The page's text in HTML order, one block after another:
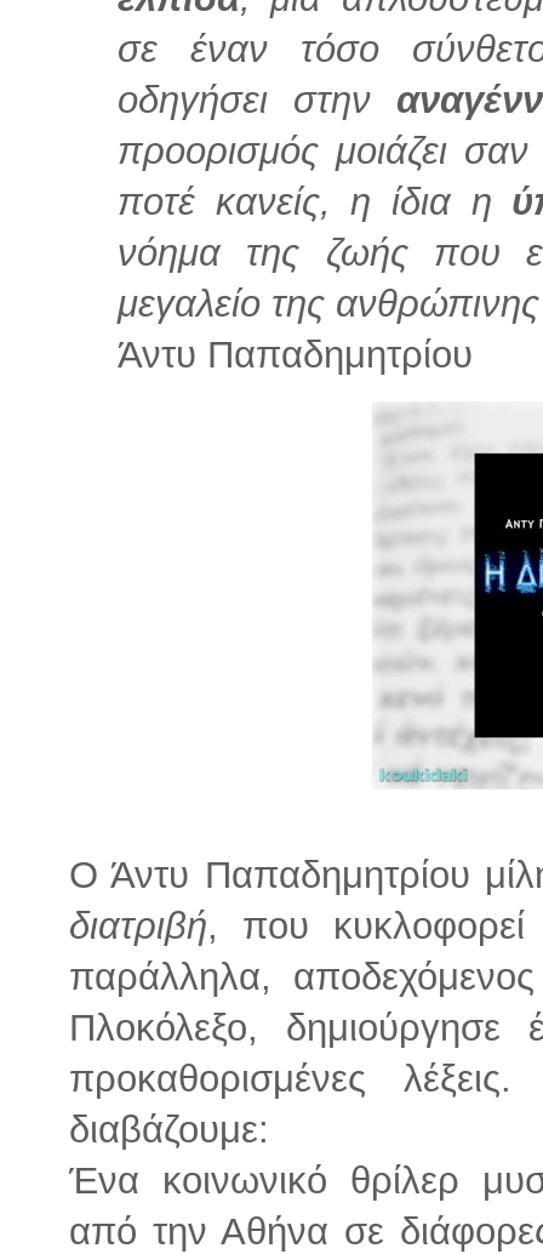
σε έναν τόσο
οδηγήσει στην
προορισμός μοιάζει
ποτέ κανείς, η ίδια η
νόημα της ζωής που
μεγαλείο της
Άντυ Παπαδημητρίου
Ο Άντυ Παπαδημητρίου
διατριβή, που κυκλοφορεί
παράλληλα,
Πλοκόλεξο, δημιούργησε
προκαθορισμένες
διαβάζουμε:
Ένα κοινωνικό θρίλερ
από την Αθήνα σε